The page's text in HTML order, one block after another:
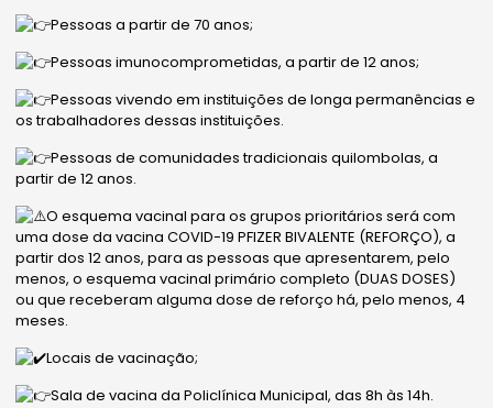
Pessoas a partir de 70 anos;
Pessoas imunocomprometidas, a partir de 12 anos;
Pessoas vivendo em instituições de longa permanências e
os trabalhadores dessas instituições.
Pessoas de comunidades tradicionais quilombolas, a
partir de 12 anos.
O esquema vacinal para os grupos prioritários será com
uma dose da vacina COVID-19 PFIZER BIVALENTE (REFORÇO), a
partir dos 12 anos, para as pessoas que apresentarem, pelo
menos, o esquema vacinal primário completo (DUAS DOSES)
ou que receberam alguma dose de reforço há, pelo menos, 4
meses.
Locais de vacinação;
Sala de vacina da Policlínica Municipal, das 8h às 14h.